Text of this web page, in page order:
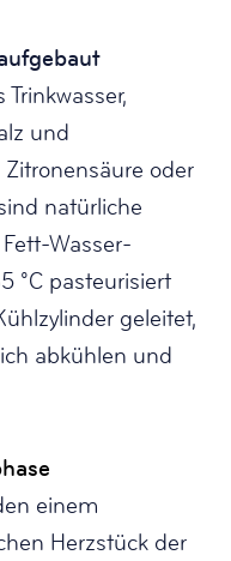
und
oder
natürliche
Wasser-
°C pasteurisiert
geleitet,
abkühlen und
einem
Herzstück der